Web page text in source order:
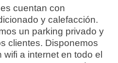
cuentan con
y calefacción.
un parking privado y
clientes. Disponemos
a internet en todo el